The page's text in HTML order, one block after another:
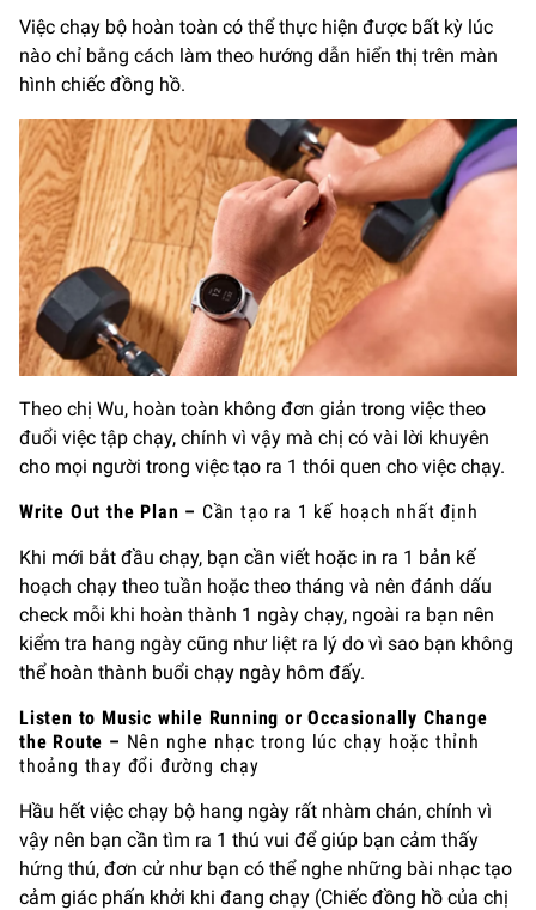
Việc chạy bộ hoàn toàn có thể thực hiện được bất kỳ lúc
nào chỉ bằng cách làm theo hướng dẫn hiển thị trên màn
hình chiếc đồng hồ.
Theo chị Wu, hoàn toàn không đơn giản trong việc theo
đuổi việc tập chạy, chính vì vậy mà chị có vài lời khuyên
cho mọi người trong việc tạo ra 1 thói quen cho việc chạy.
Write Out the Plan – Cần tạo ra 1 kế hoạch nhất định
Khi mới bắt đầu chạy, bạn cần viết hoặc in ra 1 bản kế
hoạch chạy theo tuần hoặc theo tháng và nên đánh dấu
check mỗi khi hoàn thành 1 ngày chạy, ngoài ra bạn nên
kiểm tra hang ngày cũng như liệt ra lý do vì sao bạn không
thể hoàn thành buổi chạy ngày hôm đấy.
Listen to Music while Running or Occasionally Change
the Route – Nên nghe nhạc trong lúc chạy hoặc thỉnh
thoảng thay đổi đường chạy
Hầu hết việc chạy bộ hang ngày rất nhàm chán, chính vì
vậy nên bạn cần tìm ra 1 thú vui để giúp bạn cảm thấy
hứng thú, đơn cử như bạn có thể nghe những bài nhạc tạo
cảm giác phấn khởi khi đang chạy (Chiếc đồng hồ của chị